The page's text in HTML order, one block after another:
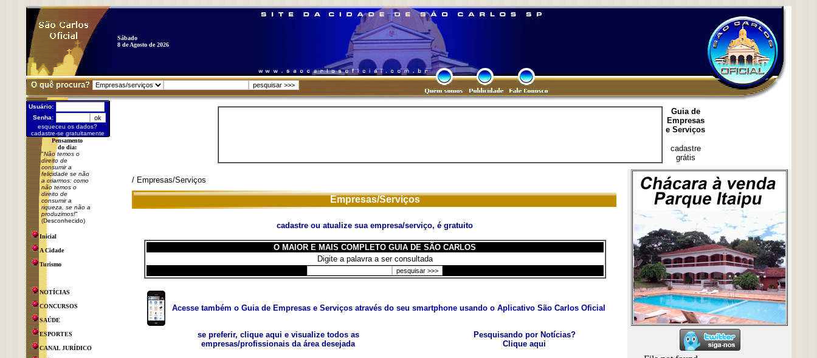
Sábado
8 de Agosto de 2026
O quê procura?
Usuário:
Senha:
esqueceu os dados?
cadastre-se gratuitamente
Pensamento
do dia:
"Não temos o
direito de
consumir a
felicidade se não
a criarmos: como
não temos o
direito de
consumir a
riqueza, se não a
produzimos!"
(Desconhecido)
Inicial
A Cidade
Turismo
NOTÍCIAS
CONCURSOS
SAÚDE
ESPORTES
CANAL JURÍDICO
Guia de
Empresas
e Serviços
cadastre
grátis
/ Empresas/Serviços
Empresas/Serviços
cadastre ou atualize sua empresa/serviço, é gratuito
O MAIOR E MAIS COMPLETO GUIA DE SÃO CARLOS
Digite a palavra a ser consultada
Acesse também o Guia de Empresas e Serviços através do seu smartphone usando o Aplicativo São Carlos Oficial
se preferir, clique aqui e visualize todos as
empresas/profissionais da área desejada
Pesquisando por Notícias?
Clique aqui